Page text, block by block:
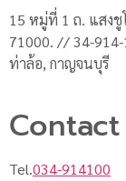
15 หมู่ที่ 1 ถ. แสงชู
71000. // 34-914-
ท่าล้อ, กาญจนบุรี
Contact
Tel.034-914100